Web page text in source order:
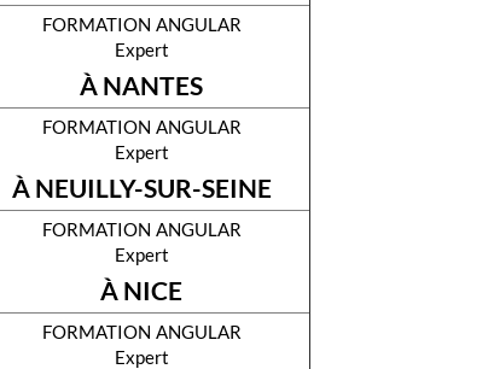
formation angular
Expert
À NANTES
formation angular
Expert
À NEUILLY-SUR-SEINE
formation angular
Expert
À NICE
formation angular
Expert